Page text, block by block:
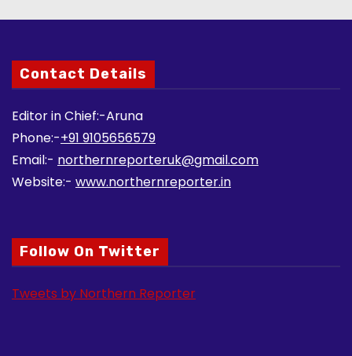
Contact Details
Editor in Chief:-Aruna
Phone:-+91 9105656579
Email:- northernreporteruk@gmail.com
Website:- www.northernreporter.in
Follow On Twitter
Tweets by Northern Reporter